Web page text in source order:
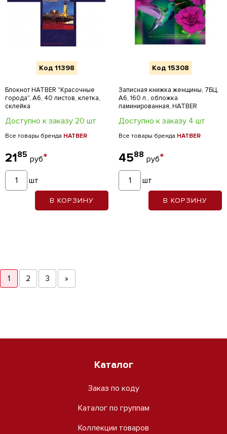
Код 11398
Блокнот HATBER "Красочные
города", А6, 40 листов, клетка,
склейка
Доступно к заказу 20 шт
Все товары бренда HATBER
2185 руб*
шт
В КОРЗИНУ
Код 15308
Записная книжка женщины, 7БЦ,
А6, 160 л., обложка
ламинированная, HATBER
Доступно к заказу 4 шт
Все товары бренда HATBER
4588 руб*
шт
В КОРЗИНУ
1 2 3 »
Каталог
Заказ по коду
Каталог по группам
Коллекции товаров